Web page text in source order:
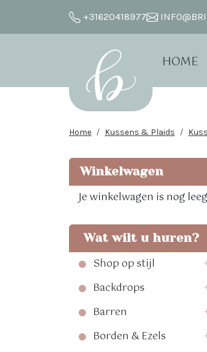
+31620418977
HOME
Home Kussens & Plaids
Winkelwagen
Je winkelwagen is nog
Wat wilt u huren?
Shop op stijl
Backdrops
Barren
Borden & Ezels